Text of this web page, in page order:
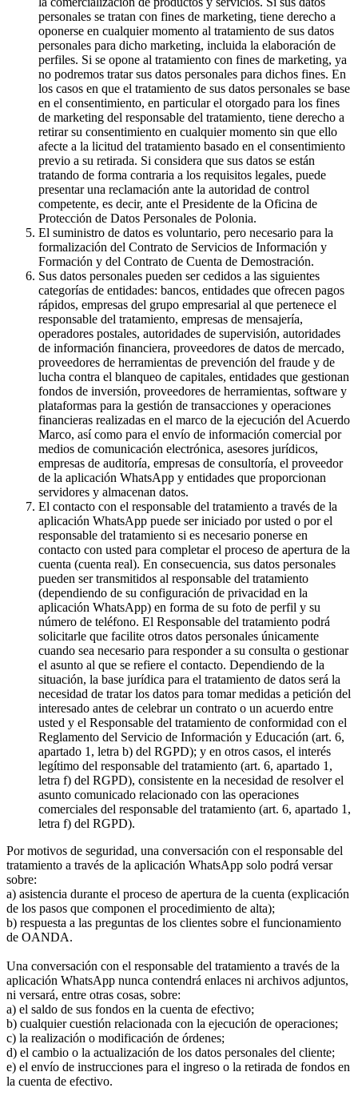
personales se tratan con fines de marketing, tiene derecho a
oponerse en cualquier momento al tratamiento de sus datos
personales para dicho marketing, incluida la elaboración de
perfiles. Si se opone al tratamiento con fines de marketing, ya
no podremos tratar sus datos personales para dichos fines. En
los casos en que el tratamiento de sus datos personales se base
en el consentimiento, en particular el otorgado para los fines
de marketing del responsable del tratamiento, tiene derecho a
retirar su consentimiento en cualquier momento sin que ello
afecte a la licitud del tratamiento basado en el consentimiento
previo a su retirada. Si considera que sus datos se están
tratando de forma contraria a los requisitos legales, puede
presentar una reclamación ante la autoridad de control
competente, es decir, ante el Presidente de la Oficina de
Protección de Datos Personales de Polonia.
El suministro de datos es voluntario, pero necesario para la
formalización del Contrato de Servicios de Información y
Formación y del Contrato de Cuenta de Demostración.
Sus datos personales pueden ser cedidos a las siguientes
categorías de entidades: bancos, entidades que ofrecen pagos
rápidos, empresas del grupo empresarial al que pertenece el
responsable del tratamiento, empresas de mensajería,
operadores postales, autoridades de supervisión, autoridades
de información financiera, proveedores de datos de mercado,
proveedores de herramientas de prevención del fraude y de
lucha contra el blanqueo de capitales, entidades que gestionan
fondos de inversión, proveedores de herramientas, software y
plataformas para la gestión de transacciones y operaciones
financieras realizadas en el marco de la ejecución del Acuerdo
Marco, así como para el envío de información comercial por
medios de comunicación electrónica, asesores jurídicos,
empresas de auditoría, empresas de consultoría, el proveedor
de la aplicación WhatsApp y entidades que proporcionan
servidores y almacenan datos.
El contacto con el responsable del tratamiento a través de la
aplicación WhatsApp puede ser iniciado por usted o por el
responsable del tratamiento si es necesario ponerse en
contacto con usted para completar el proceso de apertura de la
cuenta (cuenta real). En consecuencia, sus datos personales
pueden ser transmitidos al responsable del tratamiento
(dependiendo de su configuración de privacidad en la
aplicación WhatsApp) en forma de su foto de perfil y su
número de teléfono. El Responsable del tratamiento podrá
solicitarle que facilite otros datos personales únicamente
cuando sea necesario para responder a su consulta o gestionar
el asunto al que se refiere el contacto. Dependiendo de la
situación, la base jurídica para el tratamiento de datos será la
necesidad de tratar los datos para tomar medidas a petición del
interesado antes de celebrar un contrato o un acuerdo entre
usted y el Responsable del tratamiento de conformidad con el
Reglamento del Servicio de Información y Educación (art. 6,
apartado 1, letra b) del RGPD); y en otros casos, el interés
legítimo del responsable del tratamiento (art. 6, apartado 1,
letra f) del RGPD), consistente en la necesidad de resolver el
asunto comunicado relacionado con las operaciones
comerciales del responsable del tratamiento (art. 6, apartado 1,
letra f) del RGPD).
Por motivos de seguridad, una conversación con el responsable del
tratamiento a través de la aplicación WhatsApp solo podrá versar
sobre:
a) asistencia durante el proceso de apertura de la cuenta (explicación
de los pasos que componen el procedimiento de alta);
b) respuesta a las preguntas de los clientes sobre el funcionamiento
de OANDA.
Una conversación con el responsable del tratamiento a través de la
aplicación WhatsApp nunca contendrá enlaces ni archivos adjuntos,
ni versará, entre otras cosas, sobre:
a) el saldo de sus fondos en la cuenta de efectivo;
b) cualquier cuestión relacionada con la ejecución de operaciones;
c) la realización o modificación de órdenes;
d) el cambio o la actualización de los datos personales del cliente;
e) el envío de instrucciones para el ingreso o la retirada de fondos en
la cuenta de efectivo.